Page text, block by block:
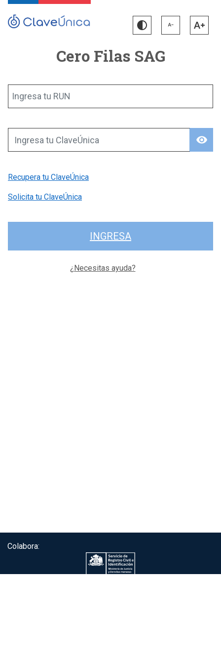
Cero Filas SAG
Ingresa tu RUN
visibility
Ingresa tu ClaveÚnica
Recupera tu ClaveÚnica
Solicita tu ClaveÚnica
INGRESA
¿Necesitas ayuda?
Colabora: